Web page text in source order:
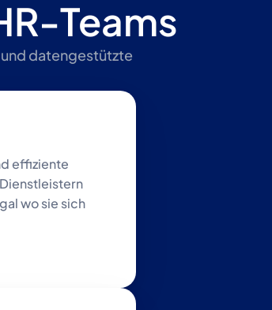
Teams
datengestützte
effiziente
wo sie sich